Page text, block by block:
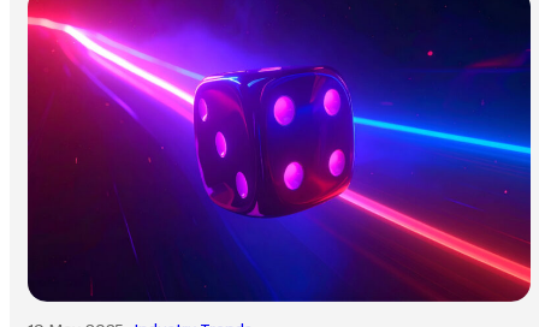
que
o
boom
iGaming
Brasil
pagamento